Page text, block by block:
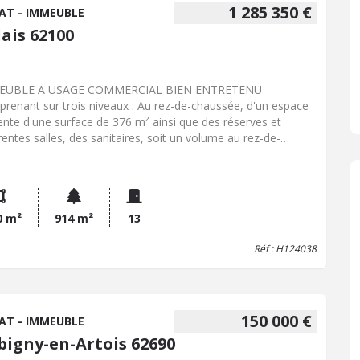
refaite, double vitrage en PVC, compteurs individuels
et d'eau. REVENUS LOCATIFS ANNUELS BRUTS = 53
hors charges. RENTABILITE BRUTE de 8,6%.
1 285 350 €
- IMMEUBLE
62100
A USAGE COMMERCIAL BIEN ENTRETENU
sur trois niveaux : Au rez-de-chaussée, d'un espace
d'une surface de 376 m² ainsi que des réserves et
salles, des sanitaires, soit un volume au rez-de-
m². Le 2ème étage se compose de trois parties, pour une
exploitable de 545 m². Cour intérieure de 180 m² environ.
: chauffage est une chaudière au gaz. Menuiseries
m² 914 m² 13
Réf : H124038
150 000 €
- IMMEUBLE
en-Artois 62690